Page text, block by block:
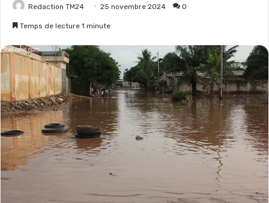
Redaction TM24 25 novembre 2024 0
Temps de lecture 1 minute